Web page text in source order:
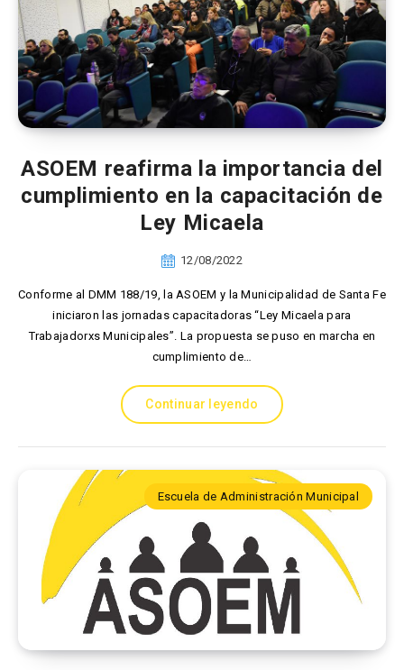
ASOEM reafirma la importancia del
cumplimiento en la capacitación de
Ley Micaela
12/08/2022
Conforme al DMM 188/19, la ASOEM y la Municipalidad de Santa Fe
iniciaron las jornadas capacitadoras “Ley Micaela para
Trabajadorxs Municipales”. La propuesta se puso en marcha en
cumplimiento de…
Continuar leyendo
Escuela de Administración Municipal